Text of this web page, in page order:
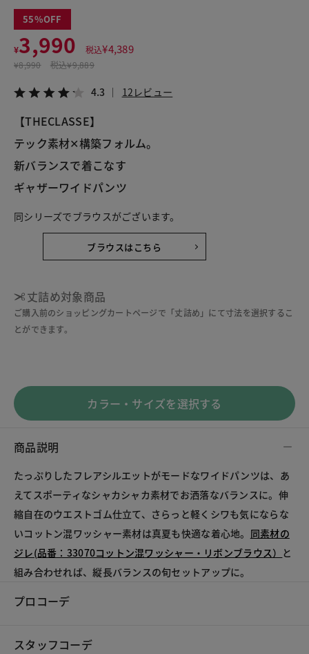
55
¥3,990 税込¥4,389
¥8,990 税込¥9,889
4.3 12レビュー
【THECLASSE】
テック素材✕構築フォルム。
新バランスで着こなす
ギャザーワイドパンツ
同シリーズでブラウスがございます。
ブラウスはこちら
丈詰め対象商品
ご購入前のショッピングカートページで「丈詰め」にて寸法を選択するこ
とができます。
カラー・サイズを選択する
商品説明
たっぷりしたフレアシルエットがモードなワイドパンツは、あ
えてスポーティなシャカシャカ素材でお洒落なバランスに。伸
縮自在のウエストゴム仕立て、さらっと軽くシワも気にならな
いコットン混ワッシャー素材は真夏も快適な着心地。 同素材の
ジレ(品番：33070コットン混ワッシャー・リボンブラウス） と
組み合わせれば、縦長バランスの旬セットアップに。
プロコーデ
スタッフコーデ
¥3,990
税込¥4,389
LINE